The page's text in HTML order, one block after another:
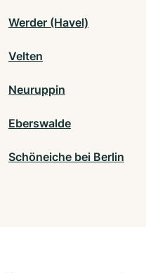
Werder (Havel)
Velten
Neuruppin
Eberswalde
Schöneiche bei Berlin